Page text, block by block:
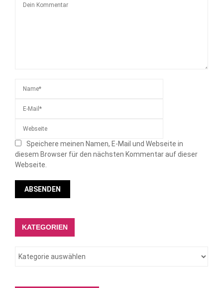
Speichere meinen Namen, E-Mail und Webseite in
diesem Browser für den nächsten Kommentar auf dieser
Webseite.
KATEGORIEN